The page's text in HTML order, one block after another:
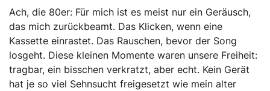
Ach, die 80er: Für mich ist es meist nur ein Geräusch,
das mich zurückbeamt. Das Klicken, wenn eine
Kassette einrastet. Das Rauschen, bevor der Song
losgeht. Diese kleinen Momente waren unsere Freiheit:
tragbar, ein bisschen verkratzt, aber echt. Kein Gerät
hat je so viel Sehnsucht freigesetzt wie mein alter